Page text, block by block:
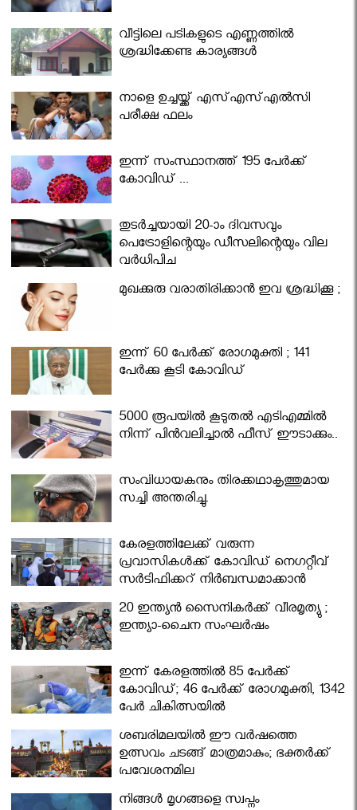
വീട്ടിലെ പടികളുടെ എണ്ണത്തിൽ
ശ്രദ്ധിക്കേണ്ട കാര്യങ്ങൾ
നാളെ ഉച്ചയ്ക്ക് എസ്എസ്എല്‍സി
പരീക്ഷ ഫലം
ഇന്ന് സംസ്ഥാനത്ത് 195 പേര്‍ക്ക്
കോവിഡ് ...
തുടർച്ചയായി 20-ാം ദിവസവും
പെട്രോളിന്റെയും ഡീസലിന്റെയും വില
വര്‍ധിപ്പിച്ചു
മുഖക്കുരു വരാതിരിക്കാന്‍ ഇവ ശ്രദ്ധിക്കൂ ;
ഇന്ന് 60 പേർക്ക് രോഗമുക്തി ; 141
പേര്‍ക്കു കൂടി കോവിഡ്
5000 രൂപയിൽ കൂടുതൽ എടിഎമ്മിൽ
നിന്ന് പിൻവലിച്ചാൽ ഫീസ് ഈടാക്കും..
സംവിധായകനും തിരക്കഥാകൃത്തുമായ
സച്ചി അന്തരിച്ചു.
കേരളത്തിലേക്ക് വരുന്ന
പ്രവാസികള്‍ക്ക് കോവിഡ് നെഗറ്റീവ്
സര്‍ട്ടിഫിക്കറ്റ് നിർബന്ധമാക്കാൻ
മന്ത്രിസഭ
20 ഇന്ത്യൻ സൈനികർക്ക് വീരമൃത്യു ;
ഇന്ത്യാ-ചൈന സംഘർഷം
ഇന്ന് കേരളത്തിൽ 85 പേർക്ക്
കോവിഡ്; 46 പേർക്ക് രോഗമുക്തി, 1342
പേർ ചികിത്സയിൽ
ശബരിമലയില്‍ ഈ വർഷത്തെ
ഉത്സവം ചടങ്ങ് മാത്രമാകും; ഭക്തർക്ക്
പ്രവേശനമില്ല
നിങ്ങള്‍ മൃഗങ്ങളെ സ്വപ്നം